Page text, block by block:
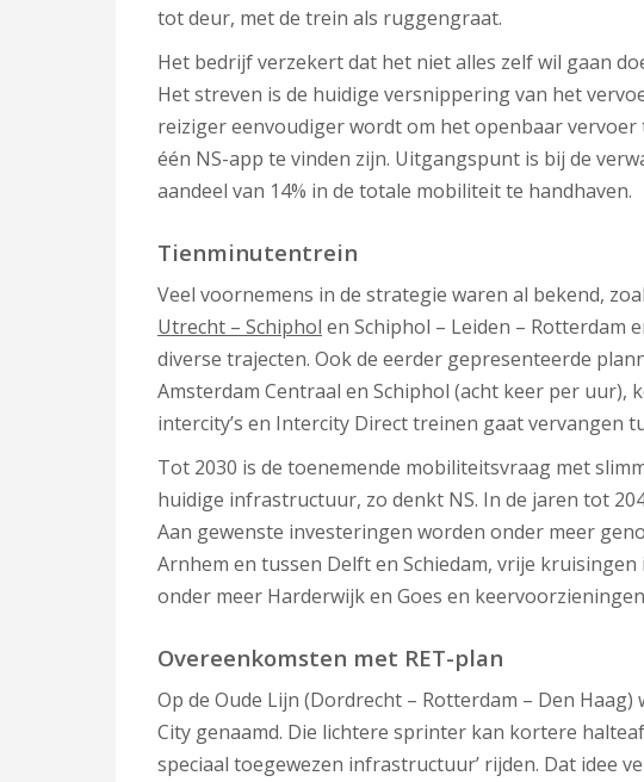
tot deur, met de trein als ruggengraat.
Het bedrijf verzekert dat het niet alles zelf wil gaan
Het streven is de huidige versnippering van het
reiziger eenvoudiger wordt om het openbaar
één NS-app te vinden zijn. Uitgangspunt is bij de
aandeel van 14% in de totale mobiliteit te handhaven.
Tienminutentrein
Veel voornemens in de strategie waren al bekend,
Utrecht – Schiphol en Schiphol – Leiden –
diverse trajecten. Ook de eerder gepresenteerde
Amsterdam Centraal en Schiphol (acht keer per
intercity’s en Intercity Direct treinen gaat vervangen
Tot 2030 is de toenemende mobiliteitsvraag met
huidige infrastructuur, zo denkt NS. In de jaren tot
Aan gewenste investeringen worden onder meer
Arnhem en tussen Delft en Schiedam, vrije
onder meer Harderwijk en Goes en
Overeenkomsten met RET-plan
Op de Oude Lijn (Dordrecht – Rotterdam – Den
City genaamd. Die lichtere sprinter kan kortere
speciaal toegewezen infrastructuur’ rijden. Dat idee